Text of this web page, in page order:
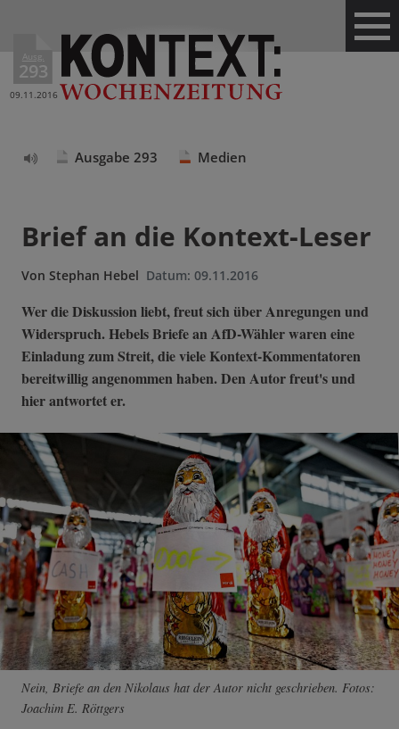
Ausg.
293
09.11.2016
Ausgabe 293 Medien
Brief an die Kontext-Leser
Von Stephan Hebel Datum: 09.11.2016
Wer die Diskussion liebt, freut sich über Anregungen und
Widerspruch. Hebels Briefe an AfD-Wähler waren eine
Einladung zum Streit, die viele Kontext-Kommentatoren
bereitwillig angenommen haben. Den Autor freut's und
hier antwortet er.
Nein, Briefe an den Nikolaus hat der Autor nicht geschrieben. Fotos:
Joachim E. Röttgers